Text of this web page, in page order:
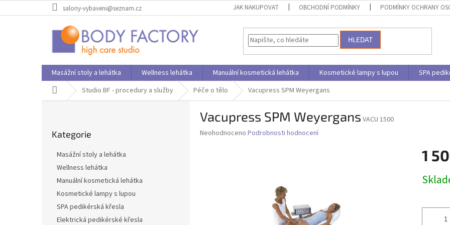
na
salony-vybaveni@seznam.cz JAK NAKUPOVAT OBCHODNÍ PODMÍNKY PODMÍNKY OCHRANY
HLEDAT
Masážní stoly a lehátka Wellness lehátka Manuální kosmetická lehátka Kosmetické lampy s lupou SPA
Domů Studio BF - procedury a služby Péče o tělo Vacupress SPM Weyergans
kategorie
Kategorie
Masážní stoly a lehátka
Wellness lehátka
Manuální kosmetická lehátka
Kosmetické lampy s lupou
SPA pedikérská křesla
Elektrická pedikérské křesla
Vacupress SPM Weyergans VACU 1500
Průměrné
Neohodnoceno Podrobnosti hodnocení
1
cena: